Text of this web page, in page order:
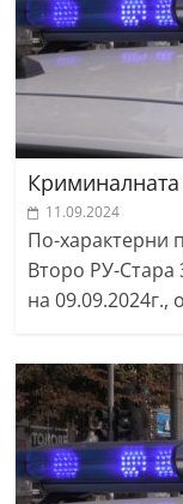
11.09.2024
По-характерни
Второ РУ-
на 09.09.2024г.,